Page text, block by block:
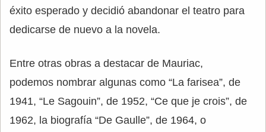
éxito esperado y decidió abandonar el teatro para
dedicarse de nuevo a la novela.
Entre otras obras a destacar de Mauriac,
podemos nombrar algunas como “La farisea”, de
1941, “Le Sagouin”, de 1952, “Ce que je crois”, de
1962, la biografía “De Gaulle”, de 1964, o